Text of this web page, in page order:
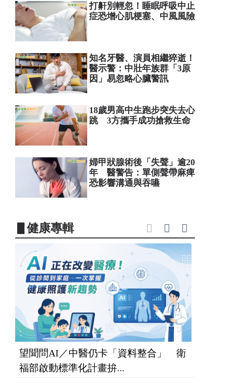
打鼾別輕忽！睡眠呼吸中止
症恐增心肌梗塞、中風風險
知名牙醫、演員相繼猝逝！
醫示警：中壯年族群「3原
因」易忽略心臟警訊
18歲男高中生跑步突失去心
跳 3方攜手成功搶救生命
婦甲狀腺術後「失聲」逾20
年 醫警告：單側聲帶麻痺
恐影響溝通與吞嚥
▋健康專輯
望聞問AI／中醫仍卡「資料整合」 衛
福部啟動標準化計畫拚...